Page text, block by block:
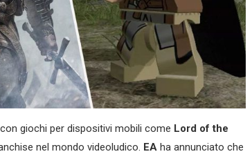
giochi per dispositivi mobili come Lord of the
nel mondo videoludico. EA ha annunciato che